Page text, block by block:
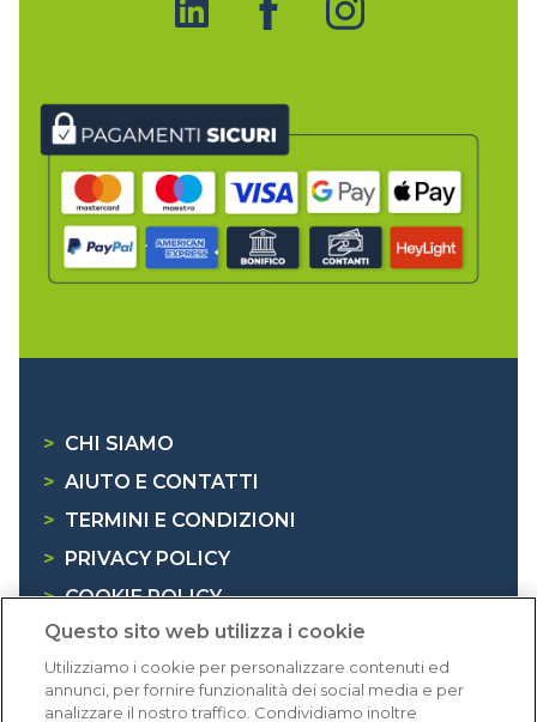
> CHI SIAMO
> AIUTO E CONTATTI
> TERMINI E CONDIZIONI
>
PRIVACY POLICY
> COOKIE POLICY
> INFORMATIVA RAEE
Dicono di noi
Questo sito web utilizza i cookie
Utilizziamo i cookie per personalizzare contenuti ed
annunci, per fornire funzionalità dei social media e per
analizzare il nostro traffico. Condividiamo inoltre